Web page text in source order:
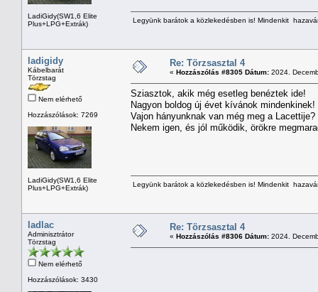
LadiGidy(SW1,6 Elite
Plus+LPG+Extrák)
Legyünk barátok a közlekedésben is! Mindenkit
ladigidy
Kábelbarát
Törzstag
Nem elérhető
Hozzászólások: 7269
LadiGidy(SW1,6 Elite
Plus+LPG+Extrák)
Re: Törzsasztal 4
« Hozzászólás #8305 Dátum: 2024.
Sziasztok, akik még esetleg benéztek ide!
Nagyon boldog új évet kívánok mindenkinek!
Vajon hányunknak van még meg a Lacettije?
Nekem igen, és jól működik, örökre
Legyünk barátok a közlekedésben is! Mindenkit
ladlac
Adminisztrátor
Törzstag
Nem elérhető
Hozzászólások: 3430
Re: Törzsasztal 4
« Hozzászólás #8306 Dátum: 2024.